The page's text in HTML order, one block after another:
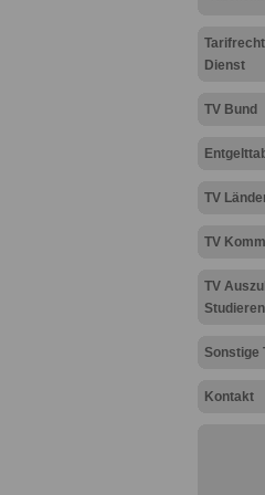
Dienst
TV Bund
TV
TV
TV
Sonstige
Kontakt